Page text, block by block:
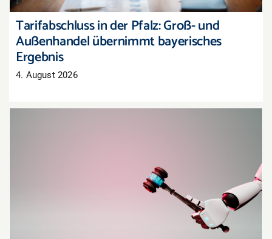
Tarifabschluss in der Pfalz: Groß- und
Außenhandel übernimmt bayerisches
Ergebnis
4. August 2026
Oberlandesgericht Hamm: Haftung für
Aussagen eines KI-Chatbots